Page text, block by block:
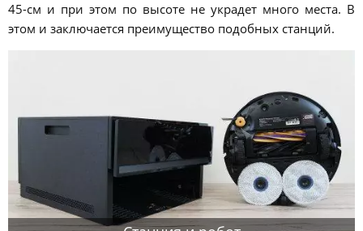
45-см и при этом по высоте не украдет много места. В
этом и заключается преимущество подобных станций.